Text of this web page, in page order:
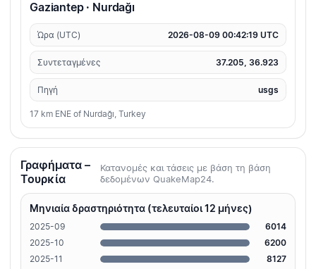
Gaziantep · Nurdağı
Ώρα (UTC) 2026-08-09 00:42:19 UTC
Συντεταγμένες 37.205, 36.923
Πηγή usgs
17 km ENE of Nurdağı, Turkey
Γραφήματα –
Τουρκία
Κατανομές και τάσεις με βάση τη βάση
δεδομένων QuakeMap24.
Μηνιαία δραστηριότητα (τελευταίοι 12 μήνες)
2025-09
6014
2025-10
6200
2025-11
8127